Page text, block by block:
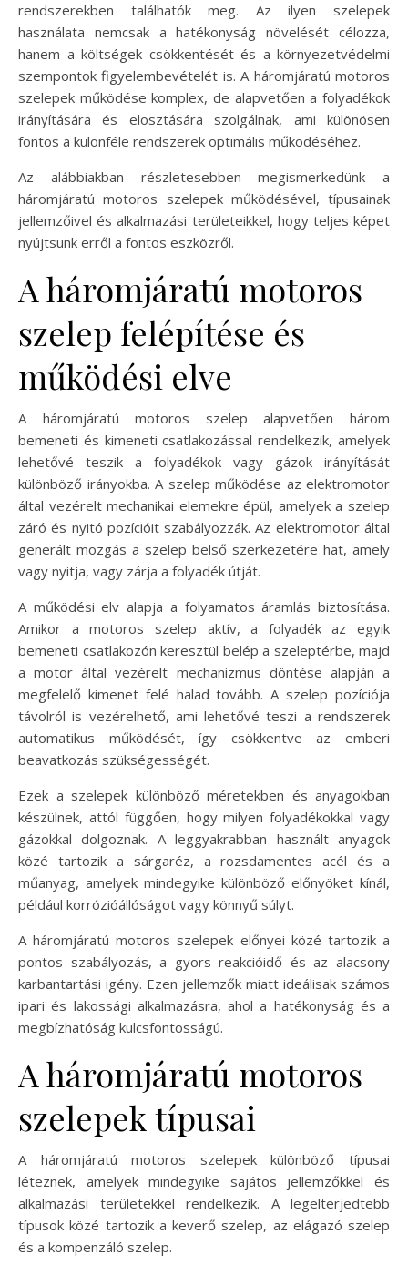
rendszerekben találhatók meg. Az ilyen szelepek
használata nemcsak a hatékonyság növelését célozza,
hanem a költségek csökkentését és a környezetvédelmi
szempontok figyelembevételét is. A háromjáratú motoros
szelepek működése komplex, de alapvetően a folyadékok
irányítására és elosztására szolgálnak, ami különösen
fontos a különféle rendszerek optimális működéséhez.
Az alábbiakban részletesebben megismerkedünk a
háromjáratú motoros szelepek működésével, típusainak
jellemzőivel és alkalmazási területeikkel, hogy teljes képet
nyújtsunk erről a fontos eszközről.
A háromjáratú motoros
szelep felépítése és
működési elve
A háromjáratú motoros szelep alapvetően három
bemeneti és kimeneti csatlakozással rendelkezik, amelyek
lehetővé teszik a folyadékok vagy gázok irányítását
különböző irányokba. A szelep működése az elektromotor
által vezérelt mechanikai elemekre épül, amelyek a szelep
záró és nyitó pozícióit szabályozzák. Az elektromotor által
generált mozgás a szelep belső szerkezetére hat, amely
vagy nyitja, vagy zárja a folyadék útját.
A működési elv alapja a folyamatos áramlás biztosítása.
Amikor a motoros szelep aktív, a folyadék az egyik
bemeneti csatlakozón keresztül belép a szeleptérbe, majd
a motor által vezérelt mechanizmus döntése alapján a
megfelelő kimenet felé halad tovább. A szelep pozíciója
távolról is vezérelhető, ami lehetővé teszi a rendszerek
automatikus működését, így csökkentve az emberi
beavatkozás szükségességét.
Ezek a szelepek különböző méretekben és anyagokban
készülnek, attól függően, hogy milyen folyadékokkal vagy
gázokkal dolgoznak. A leggyakrabban használt anyagok
közé tartozik a sárgaréz, a rozsdamentes acél és a
műanyag, amelyek mindegyike különböző előnyöket kínál,
például korrózióállóságot vagy könnyű súlyt.
A háromjáratú motoros szelepek előnyei közé tartozik a
pontos szabályozás, a gyors reakcióidő és az alacsony
karbantartási igény. Ezen jellemzők miatt ideálisak számos
ipari és lakossági alkalmazásra, ahol a hatékonyság és a
megbízhatóság kulcsfontosságú.
A háromjáratú motoros
szelepek típusai
A háromjáratú motoros szelepek különböző típusai
léteznek, amelyek mindegyike sajátos jellemzőkkel és
alkalmazási területekkel rendelkezik. A legelterjedtebb
típusok közé tartozik a keverő szelep, az elágazó szelep
és a kompenzáló szelep.